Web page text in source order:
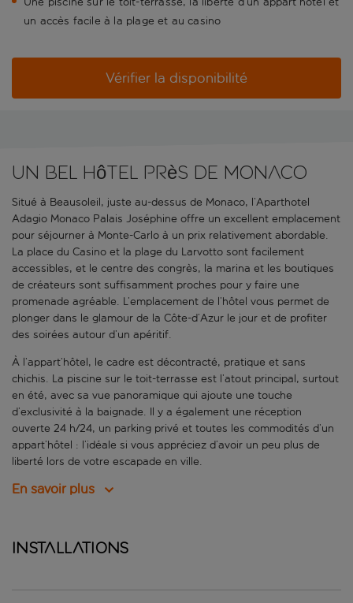
un accès facile à la plage et au casino
Vérifier la disponibilité
Un bel hôtel près de Monaco
Situé à Beausoleil, juste au-dessus de Monaco, l’Aparthotel
Adagio Monaco Palais Joséphine offre un excellent emplacement
pour séjourner à Monte-Carlo à un prix relativement abordable.
La place du Casino et la plage du Larvotto sont facilement
accessibles, et le centre des congrès, la marina et les boutiques
de créateurs sont suffisamment proches pour y faire une
promenade agréable. L’emplacement de l’hôtel vous permet de
plonger dans le glamour de la Côte-d’Azur le jour et de profiter
des soirées autour d’un apéritif.
À l’appart’hôtel, le cadre est décontracté, pratique et sans
chichis. La piscine sur le toit-terrasse est l’atout principal, surtout
en été, avec sa vue panoramique qui ajoute une touche
d’exclusivité à la baignade. Il y a également une réception
ouverte 24 h/24, un parking privé et toutes les commodités d’un
appart’hôtel : l’idéale si vous appréciez d’avoir un peu plus de
liberté lors de votre escapade en ville.
En savoir plus
Installations